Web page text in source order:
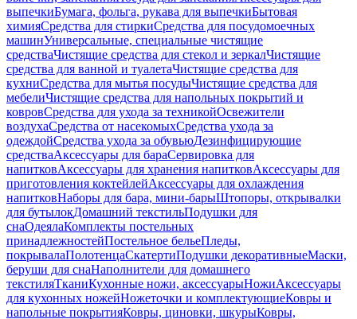
выпечкиБумага, фольга, рукава для выпечкиБытовая
химияСредства для стиркиСредства для посудомоечных
машинУниверсальные, специальные чистящие
средстваЧистящие средства для стекол и зеркалЧистящие
средства для ванной и туалетаЧистящие средства для
кухниСредства для мытья посудыЧистящие средства для
мебелиЧистящие средства для напольных покрытий и
ковровСредства для ухода за техникойОсвежители
воздухаСредства от насекомыхСредства ухода за
одеждойСредства ухода за обувьюДезинфицирующие
средстваАксессуары для бараСервировка для
напитковАксессуары для хранения напитковАксессуары для
приготовления коктейлейАксессуары для охлаждения
напитковНаборы для бара, мини-барыШтопоры, открывалки
для бутылокДомашний текстильПодушки для
снаОдеялаКомплекты постельных
принадлежностейПостельное бельеПледы,
покрывалаПолотенцаСкатертиПодушки декоративныеМаски,
беруши для снаНаполнители для домашнего
текстиляТканиКухонные ножи, аксессуарыНожиАксессуары
для кухонных ножейНожеточки и комплектующиеКовры и
напольные покрытияКовры, циновки, шкурыКовры,